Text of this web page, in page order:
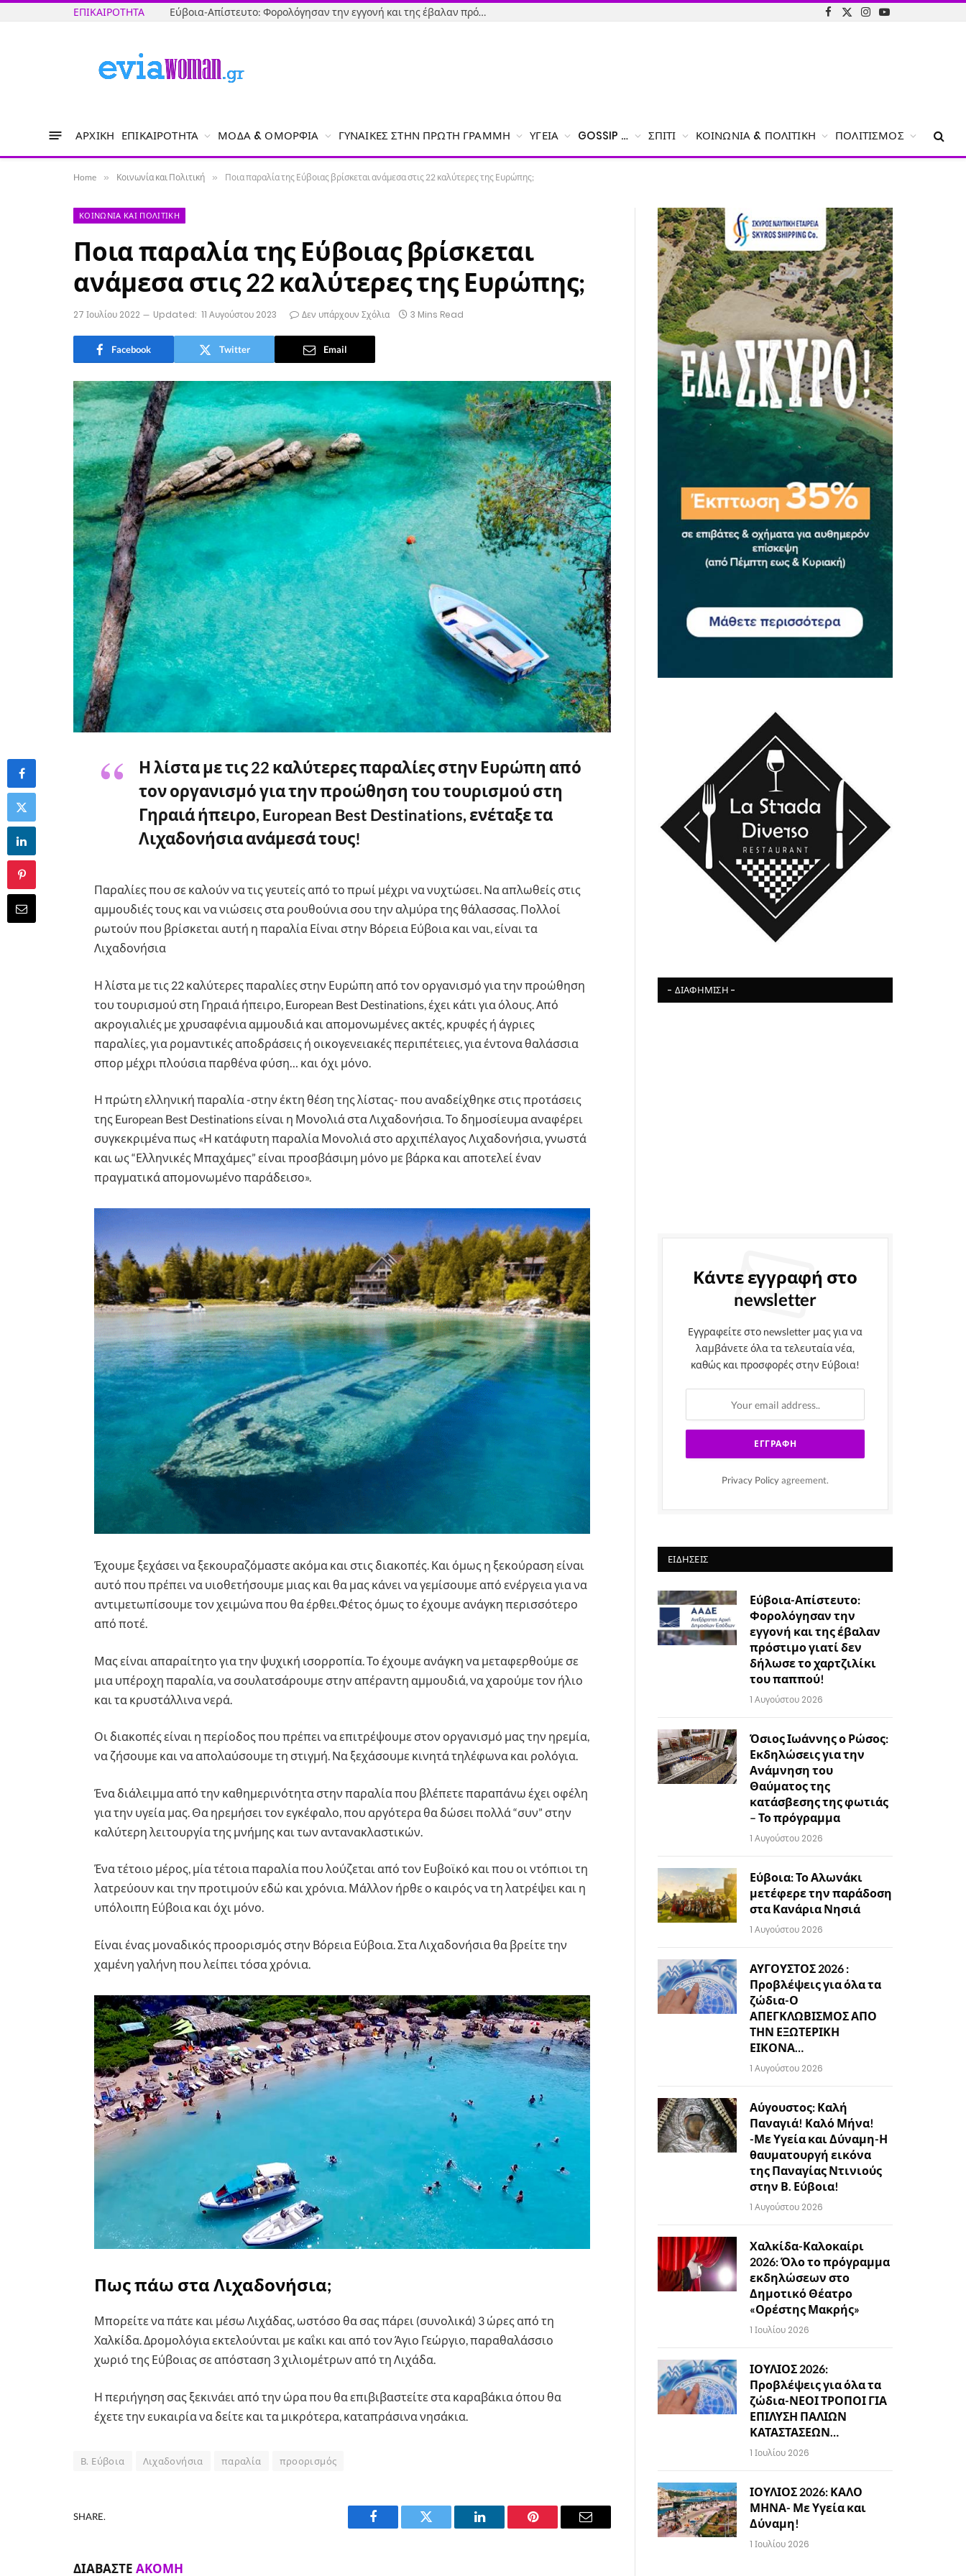
ΕΠΙΚΑΙΡΌΤΗΤΑ Εύβοια-Απίστευτο: Φορολόγησαν την εγγονή και της έβαλαν πρόστιμο γιατί δεν δήλωσε το χαρτζιλίκι του παππού!
Facebook
X
Instagram
YouTube
ΑΡΧΙΚΉ ΕΠΙΚΑΙΡΌΤΗΤΑ ΜΌΔΑ & ΟΜΟΡΦΙΆ ΓΥΝΑΊΚΕΣ ΣΤΗΝ ΠΡΏΤΗ ΓΡΑΜΜΉ ΥΓΕΊΑ GOSSIP … ΣΠΊΤΙ ΚΟΙΝΩΝΊΑ & ΠΟΛΙΤΙΚΉ ΠΟΛΙΤΙΣΜΌΣ
Home » Κοινωνία και Πολιτική » Ποια παραλία της Εύβοιας βρίσκεται ανάμεσα στις 22 καλύτερες της Ευρώπης;
ΚΟΙΝΩΝΊΑ ΚΑΙ ΠΟΛΙΤΙΚΉ
Ποια παραλία της Εύβοιας βρίσκεται
ανάμεσα στις 22 καλύτερες της Ευρώπης;
27 Ιουλίου 2022 Updated: 11 Αυγούστου 2023 Δεν υπάρχουν Σχόλια 3 Mins Read
Facebook Twitter Email
Η λίστα με τις 22 καλύτερες παραλίες στην Ευρώπη από
τον οργανισμό για την προώθηση του τουρισμού στη
Γηραιά ήπειρο, European Best Destinations, ενέταξε τα
Λιχαδονήσια ανάμεσά τους!
Παραλίες που σε καλούν να τις γευτείς από το πρωί μέχρι να νυχτώσει. Να απλωθείς στις
αμμουδιές τους και να νιώσεις στα ρουθούνια σου την αλμύρα της θάλασσας. Πολλοί
ρωτούν που βρίσκεται αυτή η παραλία Είναι στην Βόρεια Εύβοια και ναι, είναι τα
Λιχαδονήσια
Η λίστα με τις 22 καλύτερες παραλίες στην Ευρώπη από τον οργανισμό για την προώθηση
του τουρισμού στη Γηραιά ήπειρο, European Best Destinations, έχει κάτι για όλους. Από
ακρογιαλιές με χρυσαφένια αμμουδιά και απομονωμένες ακτές, κρυφές ή άγριες
παραλίες, για ρομαντικές αποδράσεις ή οικογενειακές περιπέτειες, για έντονα θαλάσσια
σπορ μέχρι πλούσια παρθένα φύση… και όχι μόνο.
Η πρώτη ελληνική παραλία -στην έκτη θέση της λίστας- που αναδείχθηκε στις προτάσεις
της European Best Destinations είναι η Μονολιά στα Λιχαδονήσια. Το δημοσίευμα αναφέρει
συγκεκριμένα πως «Η κατάφυτη παραλία Μονολιά στο αρχιπέλαγος Λιχαδονήσια, γνωστά
και ως “Ελληνικές Μπαχάμες” είναι προσβάσιμη μόνο με βάρκα και αποτελεί έναν
πραγματικά απομονωμένο παράδεισο».
Έχουμε ξεχάσει να ξεκουραζόμαστε ακόμα και στις διακοπές. Και όμως η ξεκούραση είναι
αυτό που πρέπει να υιοθετήσουμε μιας και θα μας κάνει να γεμίσουμε από ενέργεια για να
αντιμετωπίσουμε τον χειμώνα που θα έρθει.Φέτος όμως το έχουμε ανάγκη περισσότερο
από ποτέ.
Μας είναι απαραίτητο για την ψυχική ισορροπία. Το έχουμε ανάγκη να μεταφερθούμε σε
μια υπέροχη παραλία, να σουλατσάρουμε στην απέραντη αμμουδιά, να χαρούμε τον ήλιο
και τα κρυστάλλινα νερά.
Οι διακοπές είναι η περίοδος που πρέπει να επιτρέψουμε στον οργανισμό μας την ηρεμία,
να ζήσουμε και να απολαύσουμε τη στιγμή. Να ξεχάσουμε κινητά τηλέφωνα και ρολόγια.
Ένα διάλειμμα από την καθημερινότητα στην παραλία που βλέπετε παραπάνω έχει οφέλη
για την υγεία μας. Θα ηρεμήσει τον εγκέφαλο, που αργότερα θα δώσει πολλά “συν” στην
καλύτερη λειτουργία της μνήμης και των αντανακλαστικών.
Ένα τέτοιο μέρος, μία τέτοια παραλία που λούζεται από τον Ευβοϊκό και που οι ντόπιοι τη
λατρεύουν και την προτιμούν εδώ και χρόνια. Μάλλον ήρθε ο καιρός να τη λατρέψει και η
υπόλοιπη Εύβοια και όχι μόνο.
Είναι ένας μοναδικός προορισμός στην Βόρεια Εύβοια. Στα Λιχαδονήσια θα βρείτε την
χαμένη γαλήνη που λείπει τόσα χρόνια.
Πως πάω στα Λιχαδονήσια;
Μπορείτε να πάτε και μέσω Λιχάδας, ωστόσο θα σας πάρει (συνολικά) 3 ώρες από τη
Χαλκίδα. Δρομολόγια εκτελούνται με καΐκι και από τον Άγιο Γεώργιο, παραθαλάσσιο
χωριό της Εύβοιας σε απόσταση 3 χιλιομέτρων από τη Λιχάδα.
Η περιήγηση σας ξεκινάει από την ώρα που θα επιβιβαστείτε στα καραβάκια όπου θα
έχετε την ευκαιρία να δείτε και τα μικρότερα, καταπράσινα νησάκια.
Β. Εύβοια Λιχαδονήσια παραλία προορισμός
SHARE.
Facebook Twitter LinkedIn Pinterest Email
ΔΙΑΒΆΣΤΕ ΑΚΌΜΗ
- ΔΙΑΦΉΜΙΣΗ -
Κάντε εγγραφή στο
newsletter
Εγγραφείτε στο newsletter μας για να
λαμβάνετε όλα τα τελευταία νέα,
καθώς και προσφορές στην Εύβοια!
Privacy Policy agreement.
ΕΙΔΉΣΕΙΣ
Εύβοια-Απίστευτο:
Φορολόγησαν την
εγγονή και της έβαλαν
πρόστιμο γιατί δεν
δήλωσε το χαρτζιλίκι
του παππού!
1 Αυγούστου 2026
Όσιος Ιωάννης ο Ρώσος:
Εκδηλώσεις για την
Ανάμνηση του
Θαύματος της
κατάσβεσης της φωτιάς
– Το πρόγραμμα
1 Αυγούστου 2026
Εύβοια: Το Αλωνάκι
μετέφερε την παράδοση
στα Κανάρια Νησιά
1 Αυγούστου 2026
ΑΥΓΟΥΣΤΟΣ 2026 :
Προβλέψεις για όλα τα
ζώδια-Ο
ΑΠΕΓΚΛΩΒΙΣΜΟΣ ΑΠΟ
ΤΗΝ ΕΞΩΤΕΡΙΚΗ
ΕΙΚΟΝΑ…
1 Αυγούστου 2026
Αύγουστος: Καλή
Παναγιά! Καλό Μήνα!
-Με Υγεία και Δύναμη-Η
θαυματουργή εικόνα
της Παναγίας Ντινιούς
στην Β. Εύβοια!
1 Αυγούστου 2026
Χαλκίδα-Καλοκαίρι
2026: Όλο το πρόγραμμα
εκδηλώσεων στο
Δημοτικό Θέατρο
«Ορέστης Μακρής»
1 Ιουλίου 2026
ΙΟΥΛΙΟΣ 2026:
Προβλέψεις για όλα τα
ζώδια-ΝΕΟΙ ΤΡΟΠΟΙ ΓΙΑ
ΕΠΙΛΥΣΗ ΠΑΛΙΩΝ
ΚΑΤΑΣΤΑΣΕΩΝ…
1 Ιουλίου 2026
ΙΟΥΛΙΟΣ 2026: ΚΑΛΟ
ΜΗΝΑ- Με Υγεία και
Δύναμη!
1 Ιουλίου 2026